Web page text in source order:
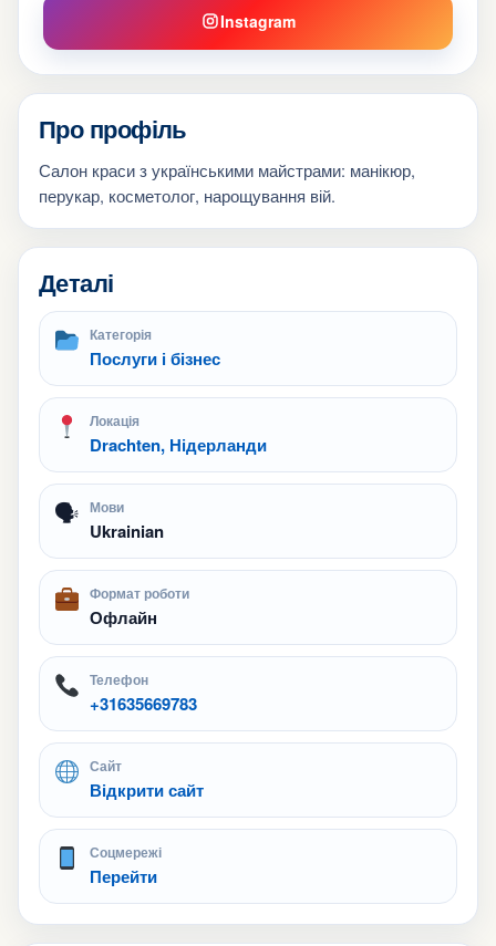
Instagram
Про профіль
Салон краси з українськими майстрами: манікюр,
перукар, косметолог, нарощування вій.
Деталі
Категорія
Послуги і бізнес
Локація
Drachten, Нідерланди
🗣 Мови
Ukrainian
Формат роботи
Офлайн
Телефон
+31635669783
Сайт
Відкрити сайт
Соцмережі
Перейти